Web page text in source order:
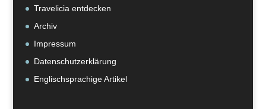
Travelicia entdecken
Archiv
Impressum
Datenschutzerklärung
Englischsprachige Artikel